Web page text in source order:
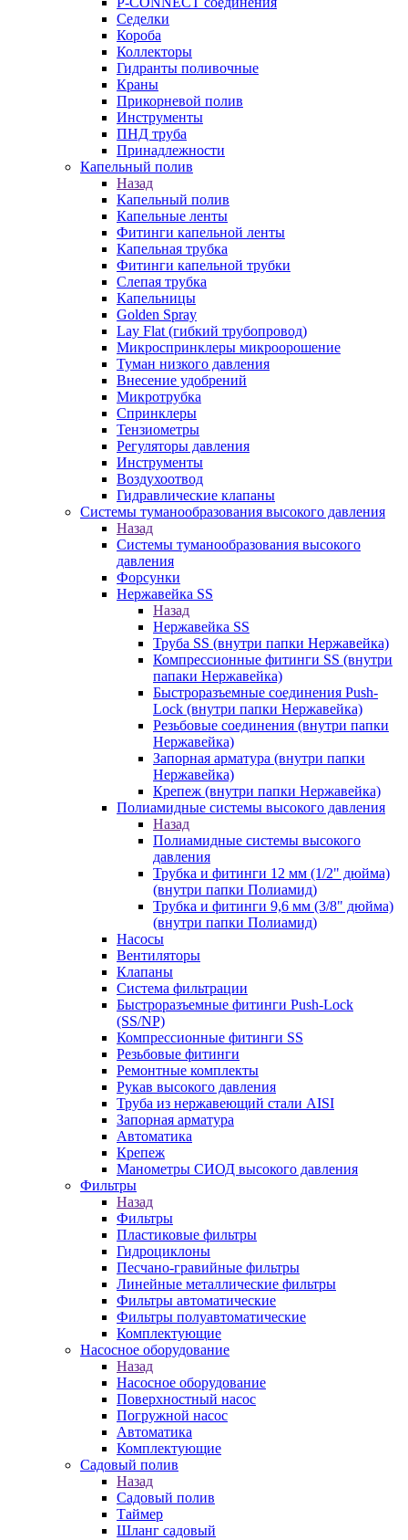
Седелки
Короба
Коллекторы
Гидранты поливочные
Краны
Прикорневой полив
Инструменты
ПНД труба
Принадлежности
Капельный полив
Назад
Капельный полив
Капельные ленты
Фитинги капельной ленты
Капельная трубка
Фитинги капельной трубки
Слепая трубка
Капельницы
Golden Spray
Lay Flat (гибкий трубопровод)
Микроспринклеры микроорошение
Туман низкого давления
Внесение удобрений
Микротрубка
Спринклеры
Тензиометры
Регуляторы давления
Инструменты
Воздухоотвод
Гидравлические клапаны
Системы туманообразования высокого давления
Назад
Системы туманообразования высокого
давления
Форсунки
Нержавейка SS
Назад
Нержавейка SS
Труба SS (внутри папки Нержавейка)
Компрессионные фитинги SS (внутри
папаки Нержавейка)
Быстроразъемные соединения Push-
Lock (внутри папки Нержавейка)
Резьбовые соединения (внутри папки
Нержавейка)
Запорная арматура (внутри папки
Нержавейка)
Крепеж (внутри папки Нержавейка)
Полиамидные системы высокого давления
Назад
Полиамидные системы высокого
давления
Трубка и фитинги 12 мм (1/2" дюйма)
(внутри папки Полиамид)
Трубка и фитинги 9,6 мм (3/8" дюйма)
(внутри папки Полиамид)
Насосы
Вентиляторы
Клапаны
Система фильтрации
Быстроразъемные фитинги Push-Lock
(SS/NP)
Компрессионные фитинги SS
Резьбовые фитинги
Ремонтные комплекты
Рукав высокого давления
Труба из нержавеющий стали AISI
Запорная арматура
Автоматика
Крепеж
Манометры СИОД высокого давления
Фильтры
Назад
Фильтры
Пластиковые фильтры
Гидроциклоны
Песчано-гравийные фильтры
Линейные металлические фильтры
Фильтры автоматические
Фильтры полуавтоматические
Комплектующие
Насосное оборудование
Назад
Насосное оборудование
Поверхностный насос
Погружной насос
Автоматика
Комплектующие
Садовый полив
Назад
Садовый полив
Таймер
Шланг садовый